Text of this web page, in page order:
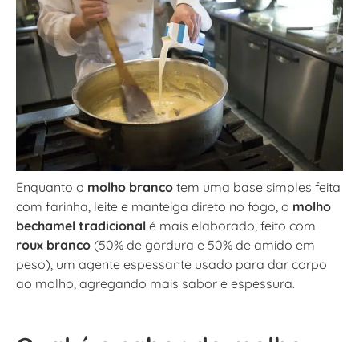
Enquanto o molho branco tem uma base simples feita
com farinha, leite e manteiga direto no fogo, o molho
bechamel tradicional é mais elaborado, feito com
roux branco (50% de gordura e 50% de amido em
peso), um agente espessante usado para dar corpo
ao molho, agregando mais sabor e espessura.